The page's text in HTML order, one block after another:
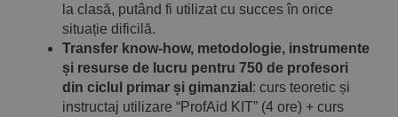
la clasă, putând fi utilizat cu succes în orice
situație dificilă.
Transfer know-how, metodologie, instrumente
și resurse de lucru pentru 750 de profesori
din ciclul primar și gimanzial : curs teoretic și
instructaj utilizare “ProfAid KIT” (4 ore) + curs